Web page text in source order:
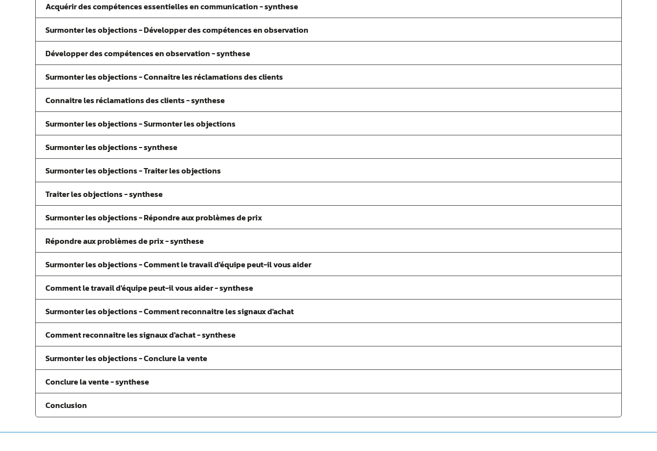
Acquérir des compétences essentielles en communication - synthese
Surmonter les objections - Développer des compétences en observation
Développer des compétences en observation - synthese
Surmonter les objections - Connaitre les réclamations des clients
Connaitre les réclamations des clients - synthese
Surmonter les objections - Surmonter les objections
Surmonter les objections - synthese
Surmonter les objections - Traiter les objections
Traiter les objections - synthese
Surmonter les objections - Répondre aux problèmes de prix
Répondre aux problèmes de prix - synthese
Surmonter les objections - Comment le travail d'équipe peut-il vous aider
Comment le travail d'équipe peut-il vous aider - synthese
Surmonter les objections - Comment reconnaitre les signaux d'achat
Comment reconnaitre les signaux d'achat - synthese
Surmonter les objections - Conclure la vente
Conclure la vente - synthese
Conclusion